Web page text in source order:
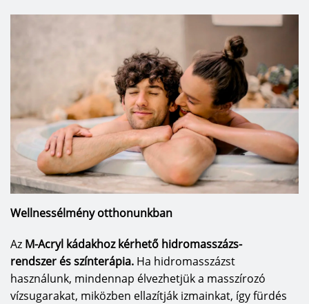
Wellnessélmény otthonunkban
Az M-Acryl kádakhoz kérhető hidromasszázs-
rendszer és színterápia. Ha hidromasszázst
használunk, mindennap élvezhetjük a masszírozó
vízsugarakat, miközben ellazítják izmainkat, így fürdés